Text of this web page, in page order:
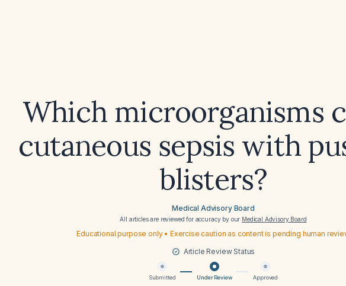
Which microorganisms
cutaneous sepsis with
blisters?
Medical Advisory Board
All articles are reviewed for accuracy by our Medical Advisory Board
Educational purpose only • Exercise caution as content is pending human
Article Review Status
Submitted Under Review Approved